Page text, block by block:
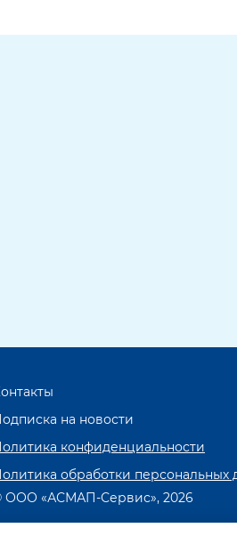
на новости
конфиденциальности
обработки персональных
ООО «АСМАП-Сервис», 2026